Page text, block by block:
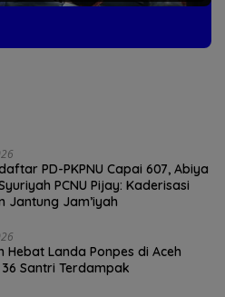
PD-PKPNU Capai 607, Abiya
PCNU Pijay: Kaderisasi
Jantung Jam’iyah
Hebat Landa Ponpes di Aceh
Santri Terdampak